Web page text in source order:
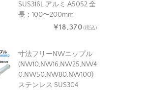
SUS316L アルミ A5052 全
長：100〜200mm
¥18,370(税込)
寸法フリーNWニップル
(NW10,NW16,NW25,NW4
0,NW50,NW80,NW100)
ステンレス SUS304